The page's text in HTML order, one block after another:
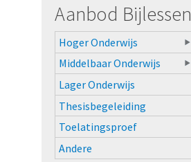
Aanbod Bijlessen
Hoger Onderwijs
Middelbaar Onderwijs
Lager Onderwijs
Thesisbegeleiding
Toelatingsproef
Andere